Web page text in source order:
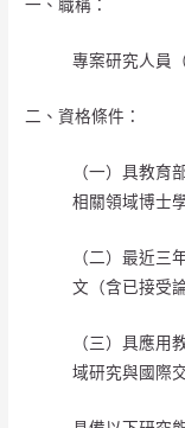
一、職稱：
專案研究人員
二、資格條件：
（一）具教育
相關領域博士
（二）最近三
文（含已接受
（三）具應用
域研究與國際